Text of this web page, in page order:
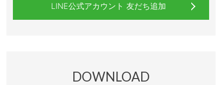
LINE公式アカウント 友だち追加
DOWNLOAD